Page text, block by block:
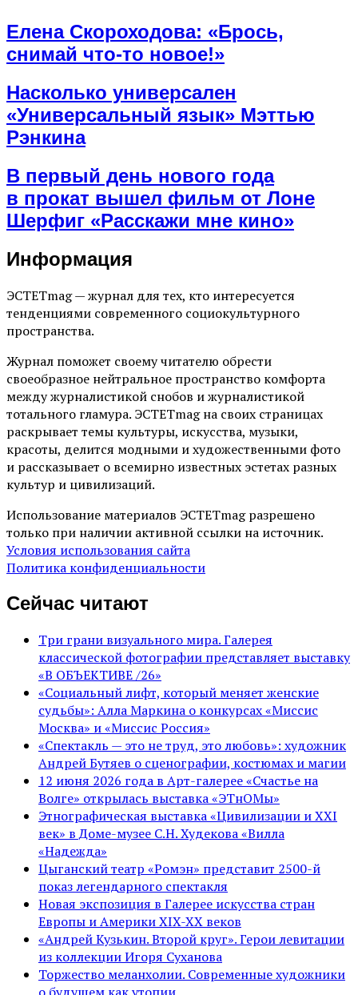
Елена Скороходова: «Брось,
снимай что-то новое!»
Насколько универсален
«Универсальный язык» Мэттью
Рэнкина
В первый день нового года
в прокат вышел фильм от Лоне
Шерфиг «Расскажи мне кино»
Информация
ЭСТЕТmag — журнал для тех, кто интересуется
тенденциями современного социокультурного
пространства.
Журнал поможет своему читателю обрести
своеобразное нейтральное пространство комфорта
между журналистикой снобов и журналистикой
тотального гламура. ЭСТЕТmag на своих страницах
раскрывает темы культуры, искусства, музыки,
красоты, делится модными и художественными фото
и рассказывает о всемирно известных эстетах разных
культур и цивилизаций.
Использование материалов ЭСТЕТmag разрешено
только при наличии активной ссылки на источник.
Условия использования сайта
Политика конфиденциальности
Сейчас читают
Три грани визуального мира. Галерея
классической фотографии представляет выставку
«В ОБЪЕКТИВЕ /26»
«Социальный лифт, который меняет женские
судьбы»: Алла Маркина о конкурсах «Миссис
Москва» и «Миссис Россия»
«Спектакль — это не труд, это любовь»: художник
Андрей Бутяев о сценографии, костюмах и магии
12 июня 2026 года в Арт-галерее «Счастье на
Волге» открылась выставка «ЭТнОМы»
Этнографическая выставка «Цивилизации и ХХI
век» в Доме-музее С.Н. Худекова «Вилла
«Надежда»
Цыганский театр «Ромэн» представит 2500-й
показ легендарного спектакля
Новая экспозиция в Галерее искусства стран
Европы и Америки XIX-XX веков
«Андрей Кузькин. Второй круг». Герои левитации
из коллекции Игоря Суханова
Торжество меланхолии. Современные художники
о будущем как утопии